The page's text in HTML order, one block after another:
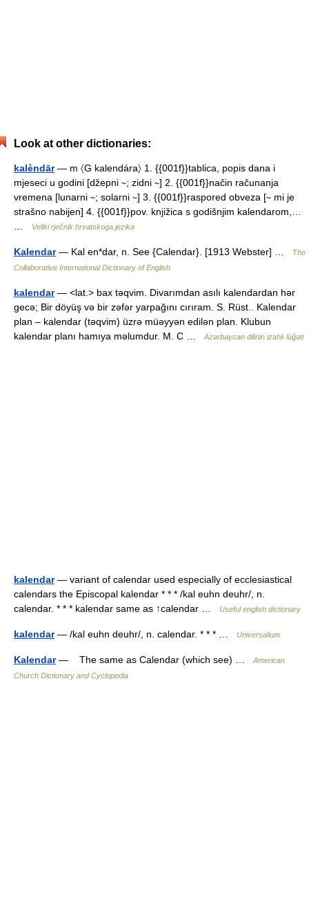
Look at other dictionaries:
kalèndār— m 〈G kalendára〉 1. {{001f}}tablica, popis dana i
mjeseci u godini [džepni ∼; zidni ∼] 2. {{001f}}način računanja
vremena [lunarni ∼; solarni ∼] 3. {{001f}}raspored obveza [∼ mi je
strašno nabijen] 4. {{001f}}pov. knjižica s godišnjim kalendarom,…
Veliki rječnik hrvatskoga jezika
Kalendar— Kal en*dar, n. See {Calendar}. [1913 Webster] …
The
Collaborative International Dictionary of English
kalendar— <lat.> bax təqvim. Divarımdan asılı kalendardan hər
gecə; Bir döyüş və bir zəfər yarpağını cırıram. S. Rüst.. Kalendar
plan – kalendar (təqvim) üzrə müəyyən edilən plan. Klubun
kalendar planı hamıya məlumdur. M. C …
Azərbaycan dilinin izahlı lüğəti
kalendar— variant of calendar used especially of ecclesiastical
calendars the Episcopal kalendar * * * /kal euhn deuhr/, n.
calendar. * * * kalendar same as ↑calendar …
Useful english dictionary
kalendar— /kal euhn deuhr/, n. calendar. * * * … Universalium
Kalendar— The same as Calendar (which see) …
American
Church Dictionary and Cyclopedia